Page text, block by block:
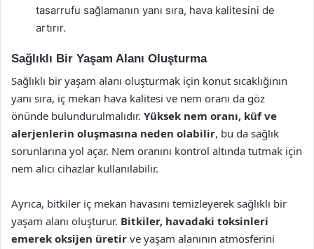
tasarrufu sağlamanın yanı sıra, hava kalitesini de
artırır.
Sağlıklı Bir Yaşam Alanı Oluşturma
Sağlıklı bir yaşam alanı oluşturmak için konut sıcaklığının
yanı sıra, iç mekan hava kalitesi ve nem oranı da göz
önünde bulundurulmalıdır. Yüksek nem oranı, küf ve
alerjenlerin oluşmasına neden olabilir, bu da sağlık
sorunlarına yol açar. Nem oranını kontrol altında tutmak için
nem alıcı cihazlar kullanılabilir.
Ayrıca, bitkiler iç mekan havasını temizleyerek sağlıklı bir
yaşam alanı oluşturur. Bitkiler, havadaki toksinleri
emerek oksijen üretir ve yaşam alanının atmosferini